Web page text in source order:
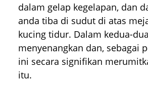
dalam gelap kegelapan, dan
anda tiba di sudut di atas
kucing tidur. Dalam kedua-
menyenangkan dan, sebagai
ini secara signifikan
itu.